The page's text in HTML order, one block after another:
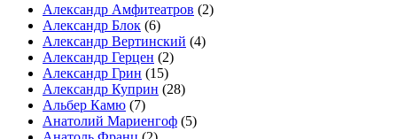
Александр Амфитеатров (2)
Александр Блок (6)
Александр Вертинский (4)
Александр Герцен (2)
Александр Грин (15)
Александр Куприн (28)
Альбер Камю (7)
Анатолий Мариенгоф (5)